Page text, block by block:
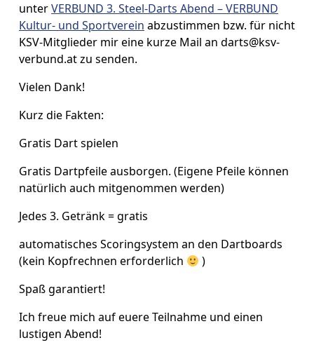
unterVERBUND 3. Steel-Darts Abend – VERBUND
Kultur- und Sportverein abzustimmen bzw. für nicht
KSV-Mitglieder mir eine kurze Mail an darts@ksv-
verbund.at zu senden.
Vielen Dank!
Kurz die Fakten:
Gratis Dart spielen
Gratis Dartpfeile ausborgen. (Eigene Pfeile können
natürlich auch mitgenommen werden)
Jedes 3. Getränk = gratis
automatisches Scoringsystem an den Dartboards
(kein Kopfrechnen erforderlich
)
Spaß garantiert!
Ich freue mich auf euere Teilnahme und einen
lustigen Abend!